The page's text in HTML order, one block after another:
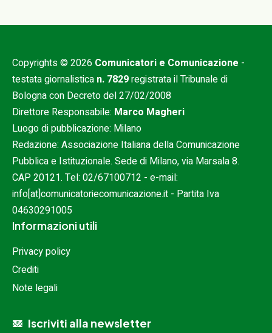
Copyrights © 2026 Comunicatori e Comunicazione -
testata giornalistica n. 7829registrata il Tribunale di
Bologna con Decreto del 27/02/2008
Direttore Responsabile: Marco Magheri
Luogo di pubblicazione: Milano
Redazione: Associazione Italiana della Comunicazione
Pubblica e Istituzionale. Sede di Milano, via Marsala 8.
CAP 20121. Tel: 02/67100712 - e-mail:
info[at]comunicatoriecomunicazione.it - Partita Iva
04630291005
Informazioni utili
Privacy policy
Crediti
Note legali
Iscriviti alla newsletter